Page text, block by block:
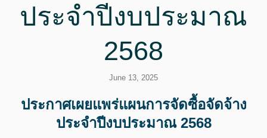
ประจำปีงบประมาณ
2568
June 13, 2025
ประกาศเผยแพร่แผนการจัดซื้อจัดจ้าง
ประจำปีงบประมาณ 2568